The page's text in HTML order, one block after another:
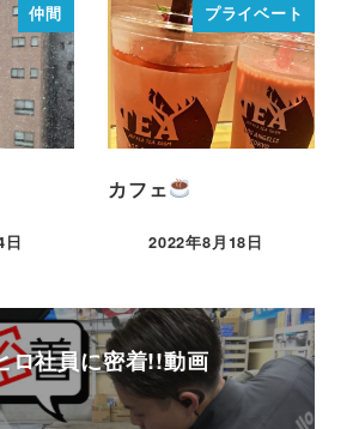
仲間
日
プライベート
カフェ
2022年8月18日
ロ社員に密着!!動画